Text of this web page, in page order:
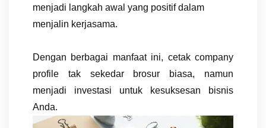
menjadi langkah awal yang positif dalam
menjalin kerjasama.
Dengan berbagai manfaat ini, cetak company
profile tak sekedar brosur biasa, namun
menjadi investasi untuk kesuksesan bisnis
Anda.